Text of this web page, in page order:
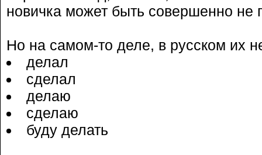
новичка может быть совершенно не
Но на самом-то деле, в русском их
делал
сделал
делаю
сделаю
буду делать